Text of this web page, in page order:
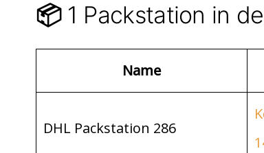
📦1 Packstation in
Name
DHL Packstation 286